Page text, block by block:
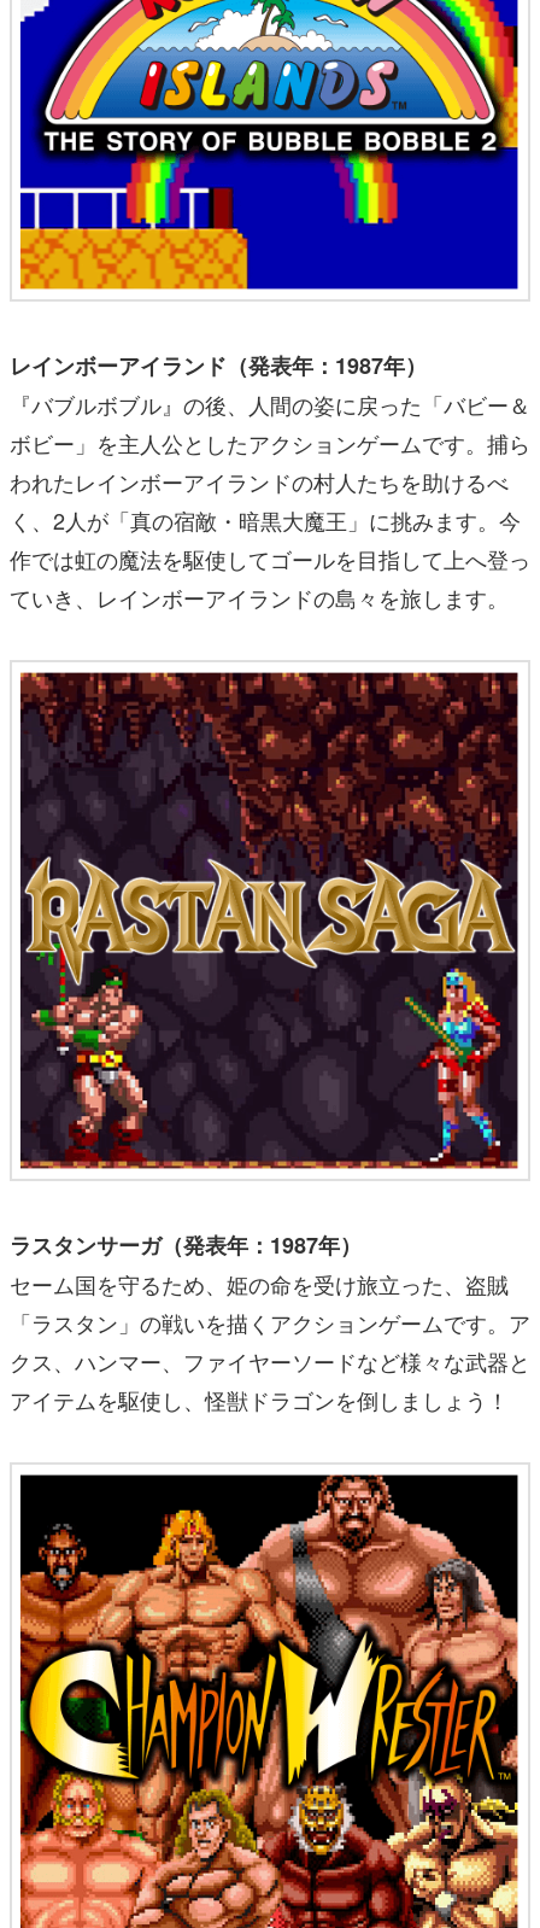
レインボーアイランド（発表年：1987年）
『バブルボブル』の後、人間の姿に戻った「バビー＆
ボビー」を主人公としたアクションゲームです。捕ら
われたレインボーアイランドの村人たちを助けるべ
く、2人が「真の宿敵・暗黒大魔王」に挑みます。今
作では虹の魔法を駆使してゴールを目指して上へ登っ
ていき、レインボーアイランドの島々を旅します。
ラスタンサーガ（発表年：1987年）
セーム国を守るため、姫の命を受け旅立った、盗賊
「ラスタン」の戦いを描くアクションゲームです。ア
クス、ハンマー、ファイヤーソードなど様々な武器と
アイテムを駆使し、怪獣ドラゴンを倒しましょう！